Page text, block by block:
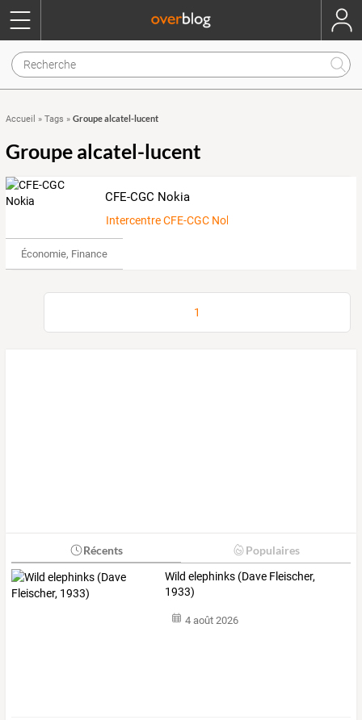
Accueil » Tags » Groupe alcatel-lucent
Groupe alcatel-lucent
CFE-CGC Nokia
Intercentre CFE-CGC Nokia
Économie, Finance & Droit
1
Récents Populaires
Wild elephinks (Dave Fleischer,
1933)
4 août 2026